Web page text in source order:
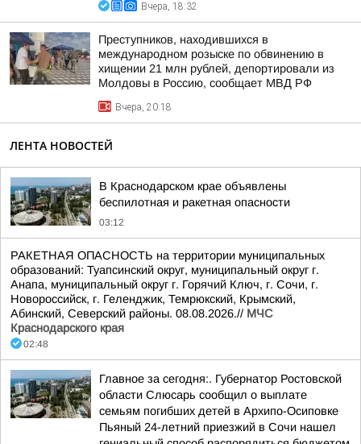
Вчера, 18:32
Преступников, находившихся в
международном розыске по обвинению в
хищении 21 млн рублей, депортировали из
Молдовы в Россию, сообщает МВД РФ
Вчера, 20:18
ЛЕНТА НОВОСТЕЙ
В Краснодарском крае объявлены
беспилотная и ракетная опасности
03:12
РАКЕТНАЯ ОПАСНОСТЬ на территории муниципальных
образований: Туапсинский округ, муниципальный округ г.
Анапа, муниципальный округ г. Горячий Ключ, г. Сочи, г.
Новороссийск, г. Геленджик, Темрюкский, Крымский,
Абинский, Северский районы. 08.08.2026.// МЧС
Краснодарского края
02:48
Главное за сегодня:. Губернатор Ростовской
области Слюсарь сообщил о выплате
семьям погибших детей в Архипо-Осиповке
Пьяный 24-летний приезжий в Сочи нашел